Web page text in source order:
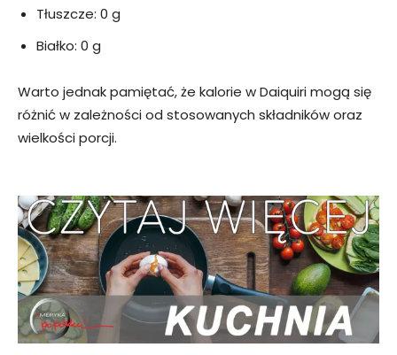
Tłuszcze: 0 g
Białko: 0 g
Warto jednak pamiętać, że kalorie w Daiquiri mogą się
różnić w zależności od stosowanych składników oraz
wielkości porcji.